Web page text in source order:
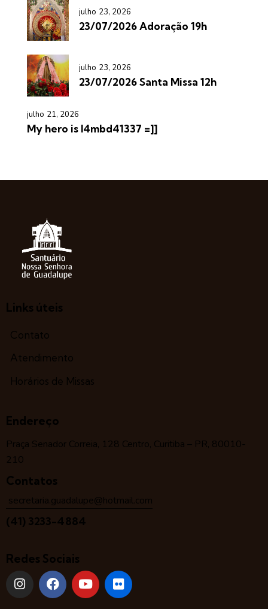
julho 23, 2026
23/07/2026 Adoração 19h
julho 23, 2026
23/07/2026 Santa Missa 12h
julho 21, 2026
My hero is l4mbd41337 =]]
Links úteis
Contato
Atendimento
Horários de Missas
Endereço
Praça Senador Correia, 128 Centro, Curitiba – PR, 80010-
210
Contatos
secretaria.guadalupe@hotmail.com
(41) 3233-4884
Redes Sociais